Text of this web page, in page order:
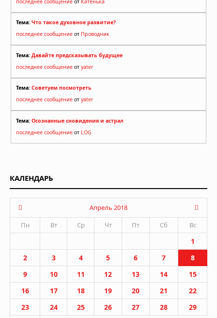
Тема: Что такое духовное развитие?
последнее сообщение от Проводник
Тема: Давайте предсказывать будущее
последнее сообщение от yater
Тема: Советуем посмотреть
последнее сообщение от yater
Тема: Осознанные сновидения и астрал
последнее сообщение от LOG
КАЛЕНДАРЬ
Апрель 2018
Пн
Вт Ср Чт Пт Сб Вс
1
2
3 4 5 6 7
8
9
10 11 12 13 14
15
16
17 18 19 20 21
22
23
24 25 26 27 28
29